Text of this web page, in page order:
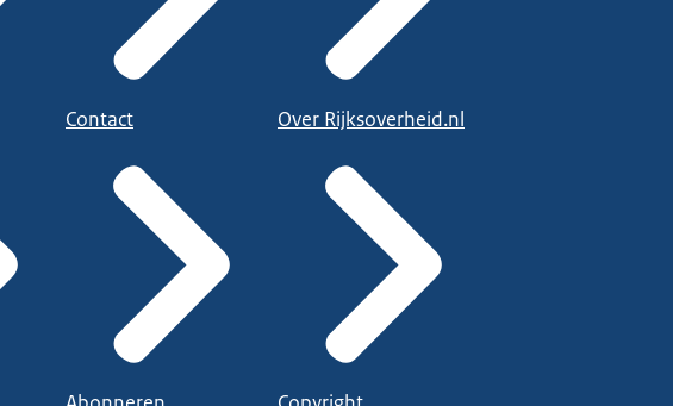
Contact Over Rijksoverheid.nl